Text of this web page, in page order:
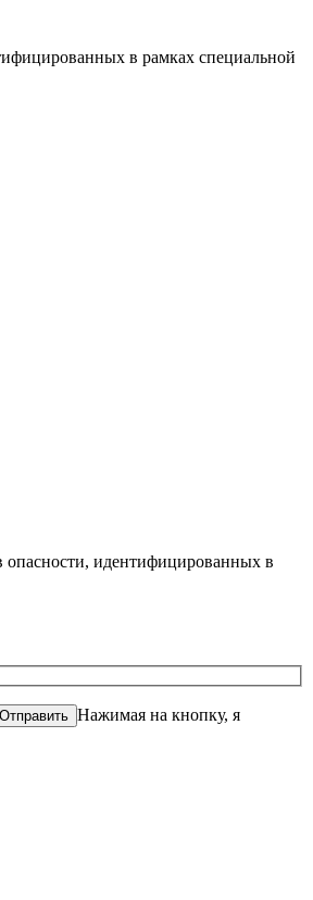
в рамках специальной
идентифицированных в
Отправить Нажимая на кнопку, я